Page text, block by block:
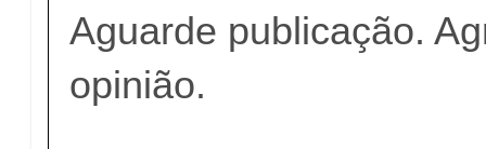
Aguarde publicação.
opinião.